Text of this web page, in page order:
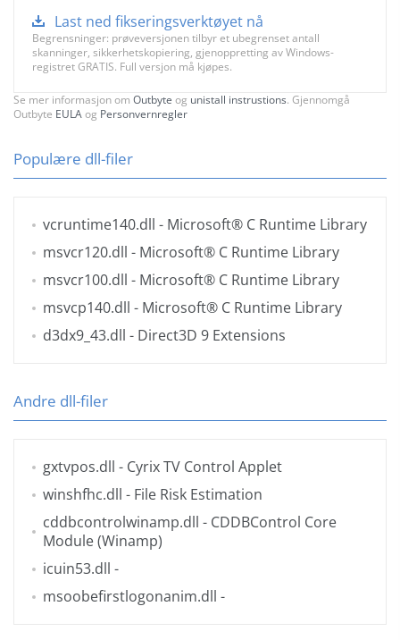
Last ned fikseringsverktøyet nå
Begrensninger: prøveversjonen tilbyr et ubegrenset antall
skanninger, sikkerhetskopiering, gjenoppretting av Windows-
registret GRATIS. Full versjon må kjøpes.
Se mer informasjon om Outbyte og unistall instrustions. Gjennomgå
Outbyte EULAog Personvernregler
Populære dll-filer
vcruntime140.dll - Microsoft® C Runtime Library
msvcr120.dll - Microsoft® C Runtime Library
msvcr100.dll - Microsoft® C Runtime Library
msvcp140.dll - Microsoft® C Runtime Library
d3dx9_43.dll - Direct3D 9 Extensions
Andre dll-filer
gxtvpos.dll - Cyrix TV Control Applet
winshfhc.dll - File Risk Estimation
cddbcontrolwinamp.dll - CDDBControl Core
Module (Winamp)
icuin53.dll -
msoobefirstlogonanim.dll -